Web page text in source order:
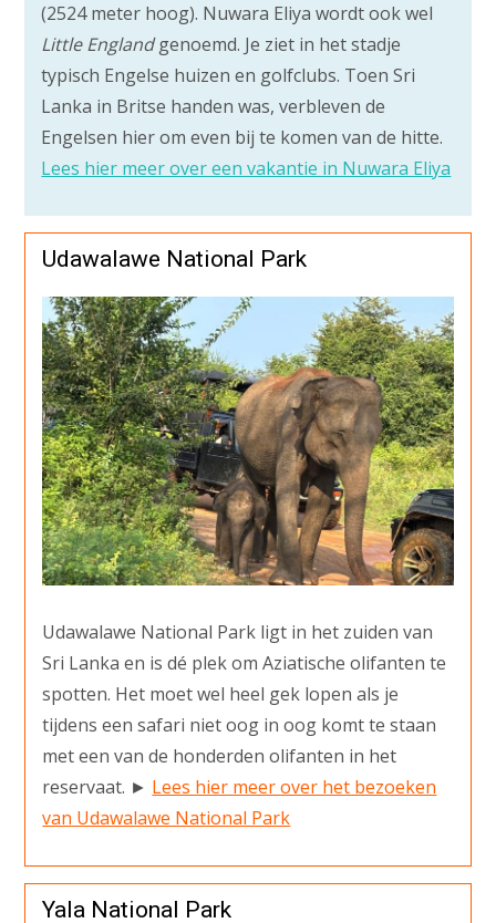
(2524 meter hoog). Nuwara Eliya wordt ook wel
Little Englandgenoemd. Je ziet in het stadje
typisch Engelse huizen en golfclubs. Toen Sri
Lanka in Britse handen was, verbleven de
Engelsen hier om even bij te komen van de hitte.
Lees hier meer over een vakantie in Nuwara Eliya
Udawalawe National Park
Udawalawe National Park ligt in het zuiden van
Sri Lanka en is dé plek om Aziatische olifanten te
spotten. Het moet wel heel gek lopen als je
tijdens een safari niet oog in oog komt te staan
met een van de honderden olifanten in het
reservaat. ► Lees hier meer over het bezoeken
van Udawalawe National Park
Yala National Park